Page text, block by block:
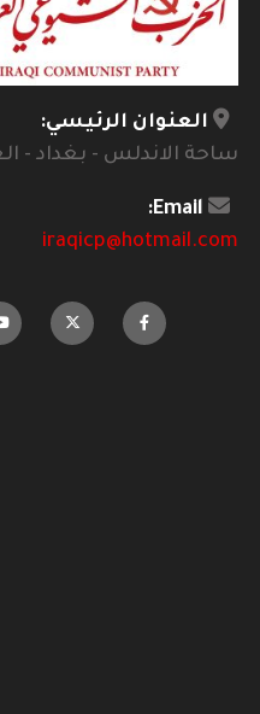
العنوان الرئيسي:
ساحة الاندلس - بغداد -
Email:
iraqicp@hotmail.com